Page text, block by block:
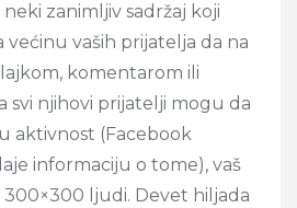
zanimljiv sadržaj koji
većinu vaših prijatelja da na
komentarom ili
svi njihovi prijatelji mogu da
aktivnost (Facebook
informaciju o tome), vaš
300×300 ljudi. Devet hiljada